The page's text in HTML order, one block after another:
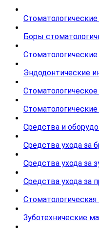
Боры
Эндодонтические
Средства и
Средства ухода за
Средства ухода за
Средства ухода за
Зуботехнические